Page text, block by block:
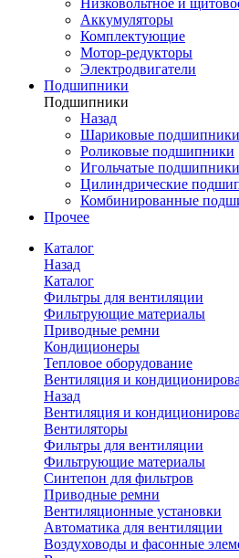
Низковольтное и
Аккумуляторы
Комплектующие
Мотор-редукторы
Электродвигатели
Подшипники
Подшипники
Назад
Шариковые подшипники
Роликовые подшипники
Игольчатые подшипники
Цилиндрические
Комбинированные
Прочее
Каталог
Назад
Каталог
Фильтры для вентиляции
Фильтрующие материалы
Приводные ремни
Кондиционеры
Тепловое оборудование
Вентиляция и
Назад
Вентиляция и
Вентиляторы
Фильтры для вентиляции
Фильтрующие материалы
Синтепон для фильтров
Приводные ремни
Вентиляционные установки
Автоматика для вентиляции
Воздуховоды и фасонные